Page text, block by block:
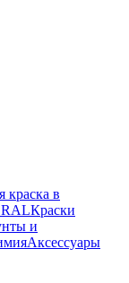
краска в
Краски
и
Аксессуары